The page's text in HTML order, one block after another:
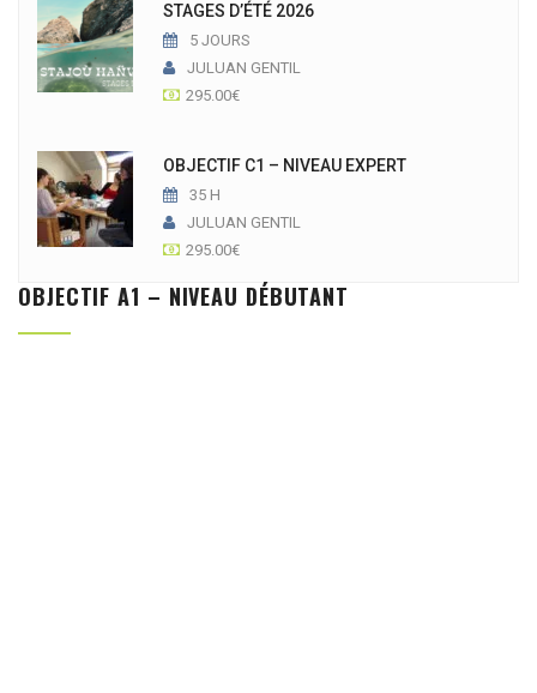
STAGES D’ÉTÉ 2026
5 JOURS
JULUAN GENTIL
295.00€
OBJECTIF C1 – NIVEAU EXPERT
35 H
JULUAN GENTIL
295.00€
OBJECTIF A1 – NIVEAU DÉBUTANT